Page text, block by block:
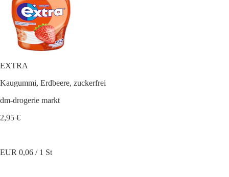
EXTRA
Kaugummi, Erdbeere, zuckerfrei
dm-drogerie markt
2,95 €
EUR 0,06 / 1 St